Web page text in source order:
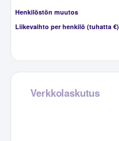
Henkilöstön muutos
Liikevaihto per henkilö (tuhatta €)
Verkkolaskutus